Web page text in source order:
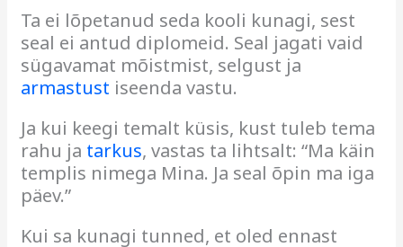
Ta ei lõpetanud seda kooli kunagi, sest
seal ei antud diplomeid. Seal jagati vaid
sügavamat mõistmist, selgust ja
armastust iseenda vastu.
Ja kui keegi temalt küsis, kust tuleb tema
rahu ja tarkus, vastas ta lihtsalt: “Ma käin
templis nimega Mina. Ja seal õpin ma iga
päev.”
Kui sa kunagi tunned, et oled ennast